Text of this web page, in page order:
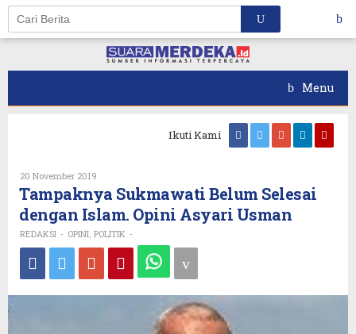
Skip
content
Menu
Ikuti Kami
20 November 2019
REDAKSI
Tampaknya Sukmawati Belum Selesai
dengan Islam. Opini Asyari Usman
REDAKSI - OPINI POLITIK -